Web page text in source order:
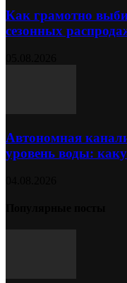
Как грамотно
сезонных
Автономная
уровень воды: